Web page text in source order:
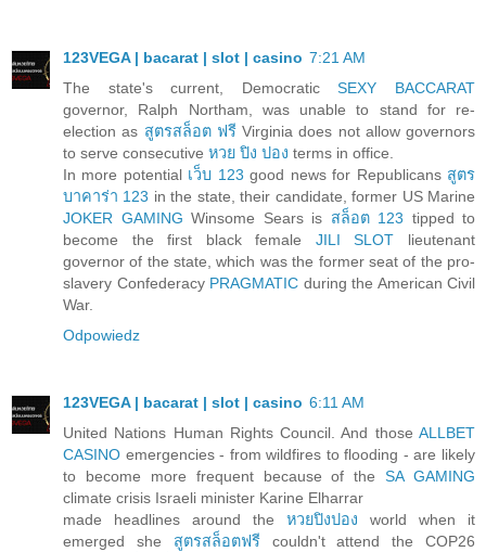
123VEGA | bacarat | slot | casino 7:21 AM
The state's current, DemocraticSEXY BACCARAT
governor, Ralph Northam, was unable to stand for re-
election as สูตรสล็อต ฟรีVirginia does not allow governors
to serve consecutive หวย ปิง ปอง terms in office.
In more potential เว็บ 123 good news for Republicans สูตร
บาคาร่า 123 in the state, their candidate, former US Marine
JOKER GAMING Winsome Sears is สล็อต 123 tipped to
become the first black female JILI SLOT lieutenant
governor of the state, which was the former seat of the pro-
slavery Confederacy PRAGMATIC during the American Civil
War.
Odpowiedz
123VEGA | bacarat | slot | casino 6:11 AM
United Nations Human Rights Council. And those ALLBET
CASINO emergencies - from wildfires to flooding - are likely
to become more frequent because of theSA GAMING
climate crisis Israeli minister Karine Elharrar
made headlines around the หวยปิงปอง world when it
emerged she สูตรสล็อตฟรีcouldn't attend the COP26